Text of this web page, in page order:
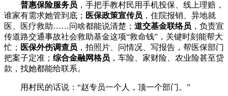
普惠保险服务员 ，手把手教村民用手机投保、线上理赔，
谁家有需求她管到底； 医保政策宣传员 ，住院报销、异地就
医、医疗救助……问啥都能说清楚； 道交基金联络员 ，负责宣
传道路交通事故社会救助基金这项“救命钱”，关键时刻能帮大
忙； 医保外伤调查员 ，拍照片、问情况、写报告，帮医保部门
把案子定准； 综合金融网格员 ，车险、家财险、农业险甚至贷
款，找她都能给联系。
用村民的话说：“赵专员一个人，顶一个部门。”